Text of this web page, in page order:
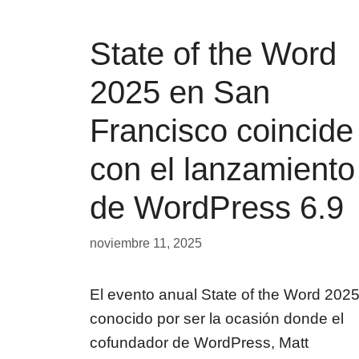
State of the Word
2025 en San
Francisco coincide
con el lanzamiento
de WordPress 6.9
noviembre 11, 2025
El evento anual State of the Word
conocido por ser la ocasión donde el
cofundador de WordPress, Matt